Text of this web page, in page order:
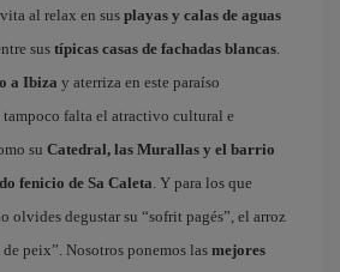
al relax en susplayas y calas de aguas
sus típicas casas de fachadas blancas.
a Ibiza y aterriza en este paraíso
tampoco falta el atractivo cultural e
su Catedral, las Murallas y el barrio
fenicio de Sa Caleta. Y para los que
olvides degustar su “sofrit pagés”, el arroz
peix”. Nosotros ponemos las mejores